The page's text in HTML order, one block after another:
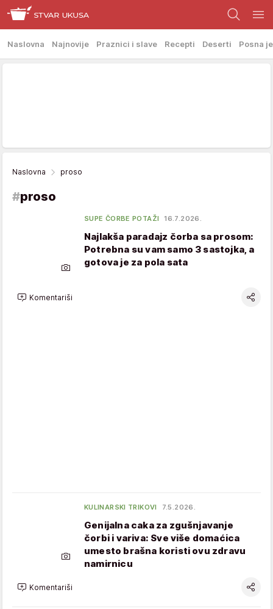
Naslovna Najnovije Praznici i slave Recepti Deserti Posna
Naslovna proso
#proso
SUPE ČORBE POTAŽI 16.7.2026.
Najlakša paradajz čorba sa prosom:
Potrebna su vam samo 3 sastojka, a
gotova je za pola sata
Komentariši
KULINARSKI TRIKOVI 7.5.2026.
Genijalna caka za zgušnjavanje
čorbi i variva: Sve više domaćica
umesto brašna koristi ovu zdravu
namirnicu
Komentariši